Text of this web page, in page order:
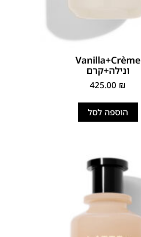
Vanilla+Crème
ונילה+קרם
425.00 ₪
הוספה לסל